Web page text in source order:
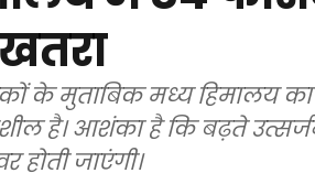
के मुताबिक मध्य हिमालय का
है। आशंका है कि बढ़ते
होती जाएंगी।